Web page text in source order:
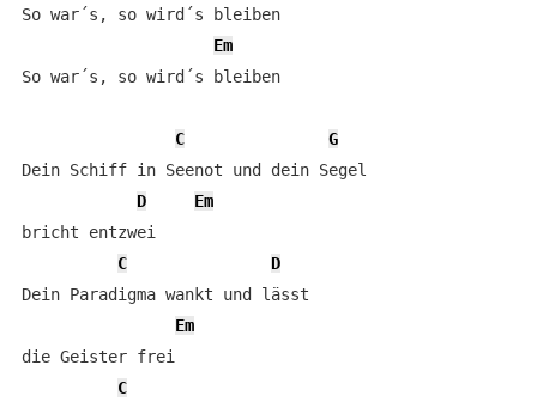
So war´s, so wird´s bleiben
Em
So war´s, so wird´s bleiben
C
G
Dein Schiff in Seenot und dein Segel
D
Em
bricht
C
D
Dein Paradigma wankt und lässt
Em
die
C